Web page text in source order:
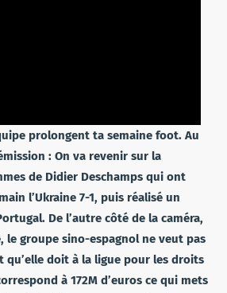
prolongent ta semaine foot. Au
: On va revenir sur la
de Didier Deschamps qui ont
l’Ukraine 7-1, puis réalisé un
De l’autre côté de la caméra,
le groupe sino-espagnol ne veut pas
qu’elle doit à la ligue pour les droits
à 172M d’euros ce qui mets